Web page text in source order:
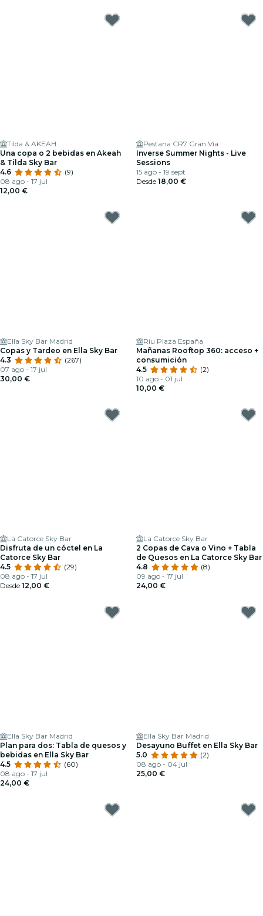
Tilda & AKEAH
Una copa o 2 bebidas en Akeah
& Tilda Sky Bar
4.6
(9)
08 ago - 17 jul
12,00 €
Pestana CR7 Gran Vía
Inverse Summer Nights - Live
Sessions
15 ago - 19 sept
Desde 18,00 €
Ella Sky Bar Madrid
Copas y Tardeo en Ella Sky Bar
4.3
(267)
07 ago - 17 jul
30,00 €
Riu Plaza España
Mañanas Rooftop 360: acceso +
consumición
4.5
(2)
10 ago - 01 jul
10,00 €
La Catorce Sky Bar
Disfruta de un cóctel en La
Catorce Sky Bar
4.5
(29)
08 ago - 17 jul
Desde 12,00 €
La Catorce Sky Bar
2 Copas de Cava o Vino + Tabla
de Quesos en La Catorce Sky Bar
4.8
(8)
09 ago - 17 jul
24,00 €
Ella Sky Bar Madrid
Plan para dos: Tabla de quesos y
bebidas en Ella Sky Bar
4.5
(60)
08 ago - 17 jul
24,00 €
Ella Sky Bar Madrid
Desayuno Buffet en Ella Sky Bar
5.0
(2)
08 ago - 04 jul
25,00 €